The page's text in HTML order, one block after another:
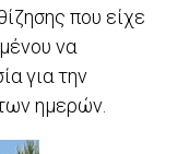
που είχε
να
για την
ημερών.